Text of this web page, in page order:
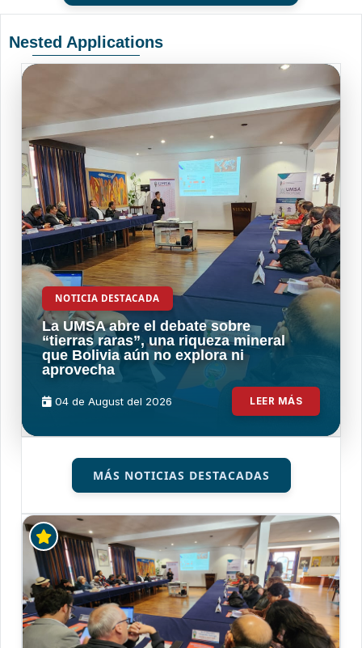
Nested Applications
NOTICIA DESTACADA
La UMSA abre el debate sobre
“tierras raras”, una riqueza mineral
que Bolivia aún no explora ni
aprovecha
04 de August del 2026 LEER MÁS
MÁS NOTICIAS DESTACADAS